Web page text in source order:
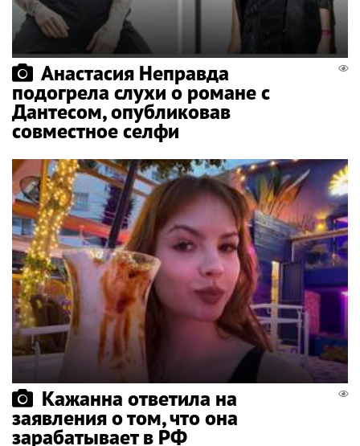
Анастасия Неправда
подогрела слухи о романе с
Дантесом, опубликовав
совместное селфи
Кажанна ответила на
заявления о том, что она
зарабатывает в РФ